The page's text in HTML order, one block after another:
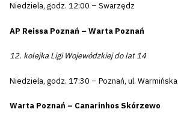
Niedziela, godz. 12:00 – Swarzędz
AP Reissa Poznań – Warta Poznań
12. kolejka Ligi Wojewódzkiej do lat 14
Niedziela, godz. 17:30 – Poznań, ul. Warmińska
Warta Poznań – Canarinhos Skórzewo